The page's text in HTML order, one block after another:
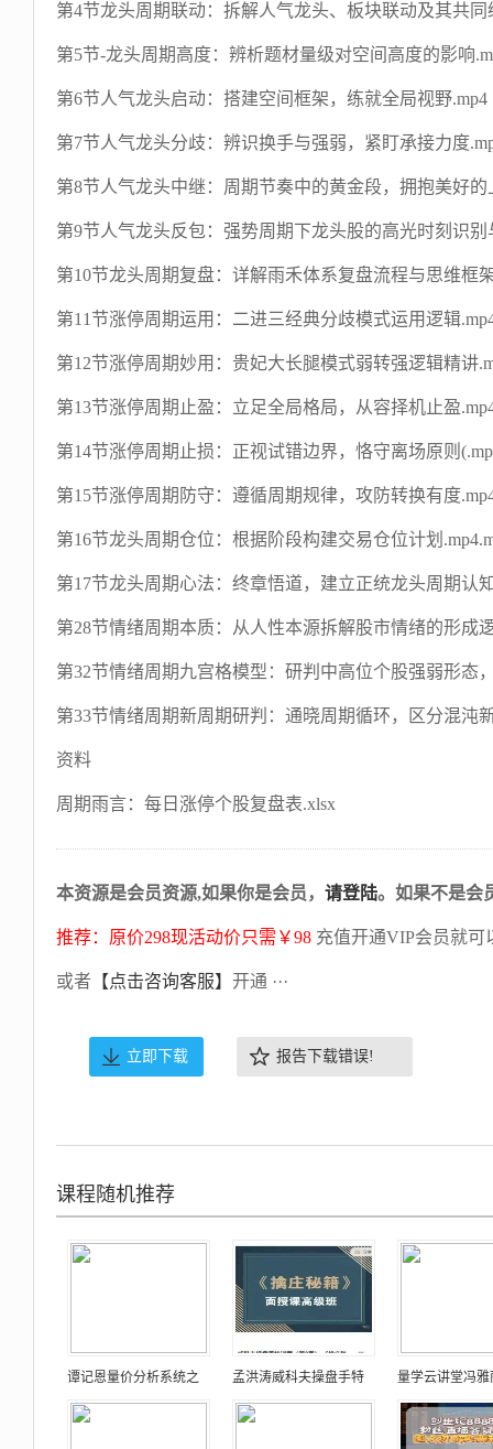
第4节龙头周期联动：拆解人气龙头、板块联动及其共同
第5节-龙头周期高度：辨析题材量级对空间高度的影响
第6节人气龙头启动：搭建空间框架，练就全局视野.mp4
第7节人气龙头分歧：辨识换手与强弱，紧盯承接力度
第8节人气龙头中继：周期节奏中的黄金段，拥抱美好的
第9节人气龙头反包：强势周期下龙头股的高光时刻识别
第10节龙头周期复盘：详解雨禾体系复盘流程与思维框
第11节涨停周期运用：二进三经典分歧模式运用逻辑
第12节涨停周期妙用：贵妃大长腿模式弱转强逻辑精讲
第13节涨停周期止盈：立足全局格局，从容择机止盈
第14节涨停周期止损：正视试错边界，恪守离场原则
第15节涨停周期防守：遵循周期规律，攻防转换有度
第16节龙头周期仓位：根据阶段构建交易仓位计划
第17节龙头周期心法：终章悟道，建立正统龙头周期认
第28节情绪周期本质：从人性本源拆解股市情绪的形成
第32节情绪周期九宫格模型：研判中高位个股强弱形态
第33节情绪周期新周期研判：通晓周期循环，区分混沌
资料
周期雨言：每日涨停个股复盘表.xlsx
本资源是会员资源,如果你是会员， 请登陆。如果不是会
推荐：原价298现活动价只需￥98 充值开通VIP会员就可
或者 【点击咨询客服】 开通 ···
立即下载 报告下载错误!
课程随机推荐
谭记恩量价分析系统之 孟洪涛威科夫操盘手特 量学云讲堂冯雅